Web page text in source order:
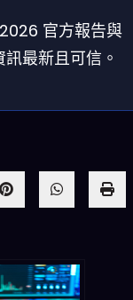
官方報告與
最新且可信。